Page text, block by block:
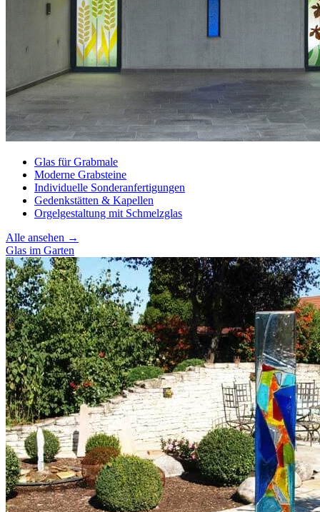
Glas für Grabmale
Moderne Grabsteine
Individuelle Sonderanfertigungen
Gedenkstätten & Kapellen
Orgelgestaltung mit Schmelzglas
Alle ansehen →
Glas im Garten